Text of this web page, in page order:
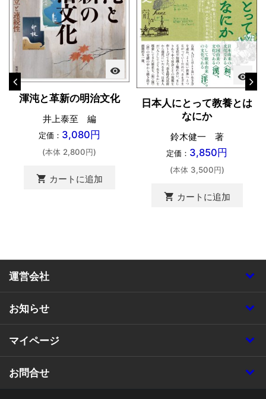
visibility
渾沌と革新の明治文化
井上泰至 編
定価： 3,080円
(本体 2,800円)
shopping_cart カートに追加
visibility
日本人にとって教養とは
なにか
鈴木健一 著
定価： 3,850円
(本体 3,500円)
shopping_cart カートに追加
運営会社
お知らせ
マイページ
お問合せ